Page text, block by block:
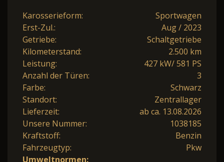
Karosserieform:
Sportwagen
Erst-Zul.:
Aug / 2023
Getriebe:
Schaltgetriebe
Kilometerstand:
2.500 km
Leistung:
427 kW/ 581 PS
Anzahl der Türen:
3
Farbe:
Schwarz
Standort:
Zentrallager
Lieferzeit:
ab ca. 13.08.2026
Unsere Nummer:
1038185
Kraftstoff:
Benzin
Fahrzeugtyp:
Pkw
Umweltnormen: